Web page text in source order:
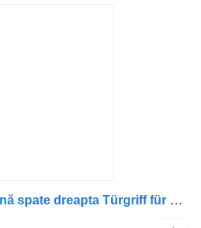
Mâner de intrare în cabină spate dreapta Türgriff für Mercedes-Benz A9408100554 LKW